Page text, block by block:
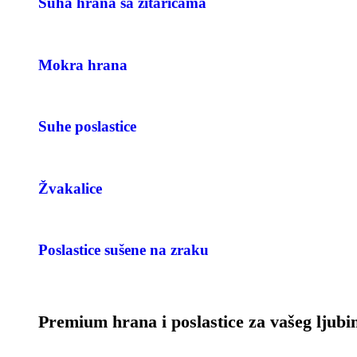
Mokra hrana
Suhe poslastice
Žvakalice
Poslastice sušene na zraku
Premium hrana i poslastice za vašeg